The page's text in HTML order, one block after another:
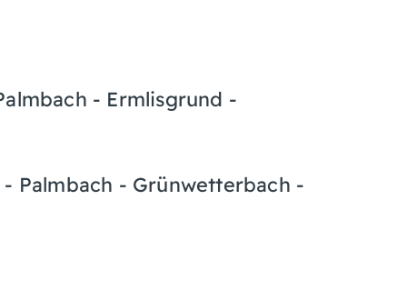
- Ermlisgrund -
Palmbach - Grünwetterbach -